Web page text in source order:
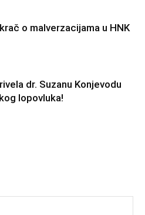
o malverzacijama u HNK
dr. Suzanu Konjevodu
lopovluka!